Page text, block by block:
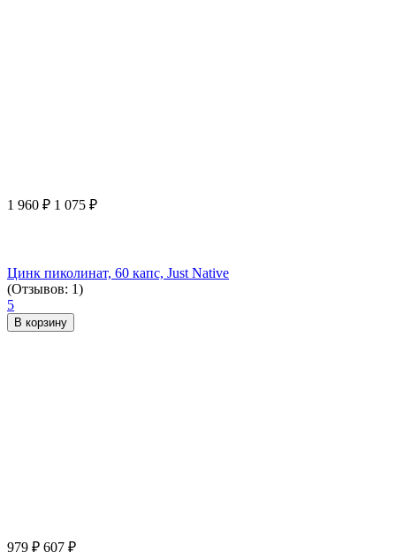
1 960 ₽ 1 075 ₽
Цинк пиколинат, 60 капс, Just Native
(Отзывов: 1)
5
В корзину
979 ₽ 607 ₽